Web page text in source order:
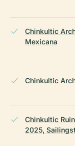
Chinkultic
Mexicana
Chinkultic
Chinkultic
2025,